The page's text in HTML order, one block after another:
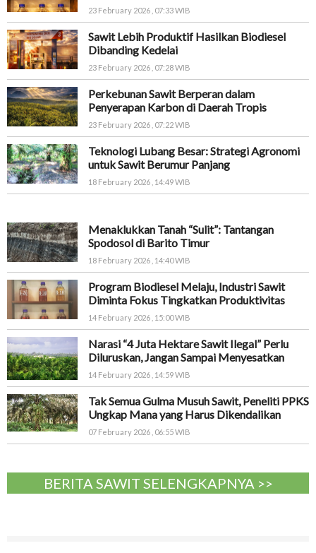
23 February 2026 , 07:33 WIB
Sawit Lebih Produktif Hasilkan Biodiesel
Dibanding Kedelai
23 February 2026 , 07:28 WIB
Perkebunan Sawit Berperan dalam
Penyerapan Karbon di Daerah Tropis
23 February 2026 , 07:22 WIB
Teknologi Lubang Besar: Strategi Agronomi
untuk Sawit Berumur Panjang
18 February 2026 , 14:49 WIB
Menaklukkan Tanah “Sulit”: Tantangan
Spodosol di Barito Timur
18 February 2026 , 14:40 WIB
Program Biodiesel Melaju, Industri Sawit
Diminta Fokus Tingkatkan Produktivitas
14 February 2026 , 15:00 WIB
Narasi “4 Juta Hektare Sawit Ilegal” Perlu
Diluruskan, Jangan Sampai Menyesatkan
14 February 2026 , 14:59 WIB
Tak Semua Gulma Musuh Sawit, Peneliti PPKS
Ungkap Mana yang Harus Dikendalikan
07 February 2026 , 06:55 WIB
BERITA SAWIT SELENGKAPNYA >>